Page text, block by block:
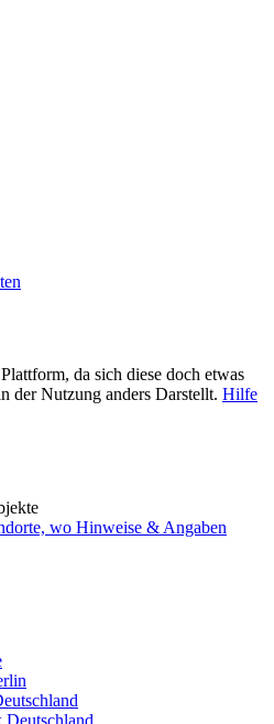
da sich diese doch etwas
der Nutzung anders Darstellt. Hilfe
wo Hinweise & Angaben